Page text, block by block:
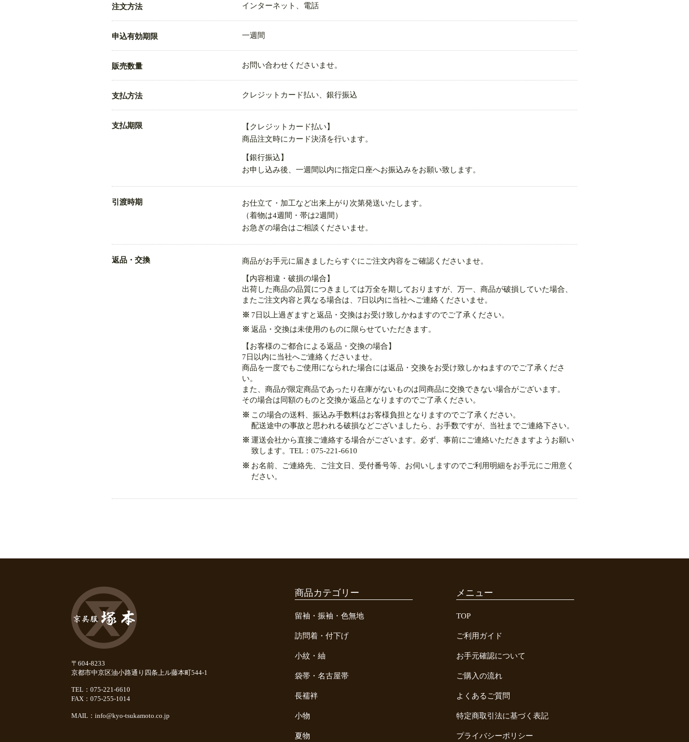
注文方法 インターネット、電話
申込有効期限 一週間
販売数量 お問い合わせくださいませ。
支払方法 クレジットカード払い、銀行振込
支払期限
【クレジットカード払い】
商品注文時にカード決済を行います。
【銀行振込】
お申し込み後、一週間以内に指定口座へお振込みをお願い致します。
引渡時期
お仕立て・加工など出来上がり次第発送いたします。
（着物は4週間・帯は2週間）
お急ぎの場合はご相談くださいませ。
返品・交換 商品がお手元に届きましたらすぐにご注文内容をご確認くださいませ。
【内容相違・破損の場合】
出荷した商品の品質につきましては万全を期しておりますが、万一、商品が破損していた場合、
またご注文内容と異なる場合は、7日以内に当社へご連絡くださいませ。
※ 7日以上過ぎますと返品・交換はお受け致しかねますのでご了承ください。
※ 返品・交換は未使用のものに限らせていただきます。
【お客様のご都合による返品・交換の場合】
7日以内に当社へご連絡くださいませ。
商品を一度でもご使用になられた場合には返品・交換をお受け致しかねますのでご了承くださ
い。
また、商品が限定商品であったり在庫がないものは同商品に交換できない場合がございます。
その場合は同額のものと交換か返品となりますのでご了承ください。
※ この場合の送料、振込み手数料はお客様負担となりますのでご了承ください。
配送途中の事故と思われる破損などございましたら、お手数ですが、当社までご連絡下さい。
※ 運送会社から直接ご連絡する場合がございます。必ず、事前にご連絡いただきますようお願い
致します。TEL：075-221-6610
※ お名前、ご連絡先、ご注文日、受付番号等、お伺いしますのでご利用明細をお手元にご用意く
ださい。
〒604-8233
京都市中京区油小路通り四条上ル藤本町544-1
TEL：075-221-6610
FAX：075-255-1014
MAIL： info@kyo-tsukamoto.co.jp
商品カテゴリー
留袖・振袖・色無地
訪問着・付下げ
小紋・紬
袋帯・名古屋帯
長襦袢
小物
夏物
メニュー
TOP
ご利用ガイド
お手元確認について
ご購入の流れ
よくあるご質問
特定商取引法に基づく表記
プライバシーポリシー